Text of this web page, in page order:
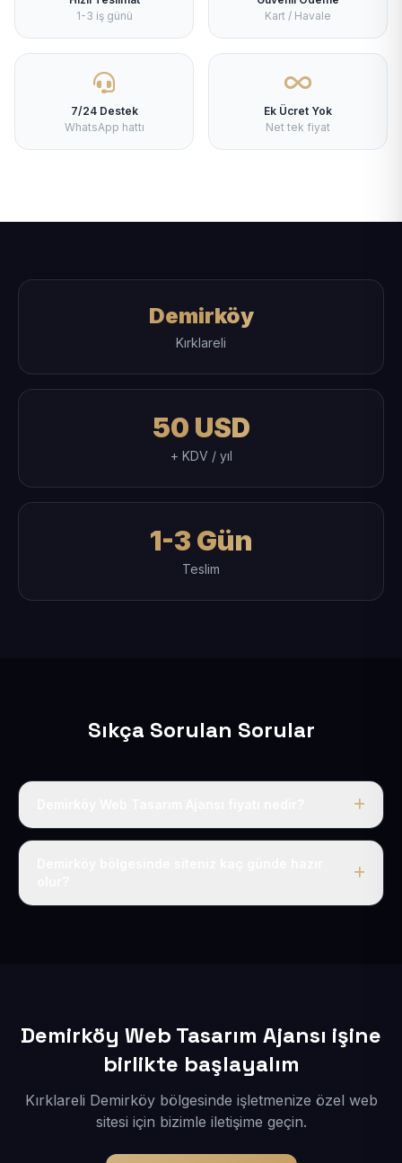
1-3 iş günü
Kart / Havale
7/24 Destek
WhatsApp hattı
Ek Ücret Yok
Net tek fiyat
Demirköy
Kırklareli
50 USD
+ KDV / yıl
1-3 Gün
Teslim
Sıkça Sorulan Sorular
Tek fiyat uygulanır: yıllık 50 USD + KDV. Bu bedele alan
Demirköy Web Tasarım Ajansı işine
birlikte başlayalım
Kırklareli Demirköy bölgesinde işletmenize özel web
sitesi için bizimle iletişime geçin.